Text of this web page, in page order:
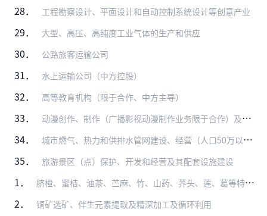
28． 工程勘察设计、平面设计和自动控制系统设计等创意产业
29． 大型、高压、高纯度工业气体的生产和供应
30． 公路旅客运输公司
31． 水上运输公司（中方控股）
32． 高等教育机构（限于合作、中方主导）
33． 动漫创作、制作（广播影视动漫制作业务限于合作）及衍生品开发（音像制品和电子出版物的出版、制作业务除外）
34． 城市燃气、热力和供排水管网建设、经营（人口50万以上城市中方控股）
35． 旅游景区（点）保护、开发和经营及其配套设施建设
1． 脐橙、蜜桔、油茶、苎麻、竹、山药、荞头、莲、葛等特色、优势植物及道地药材和药食两用作物种植及深加工
2． 铜矿选矿、伴生元素提取及精深加工及循环利用